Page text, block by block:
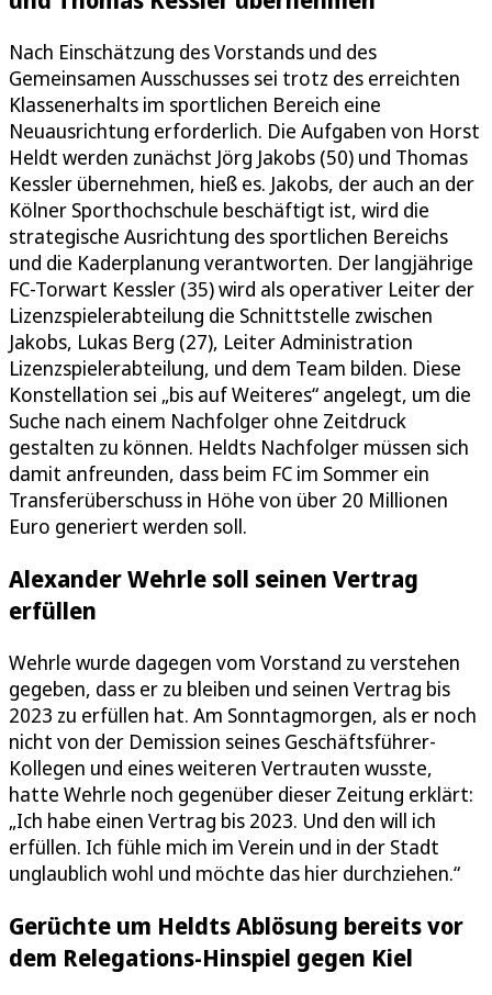
Nach Einschätzung des Vorstands und des
Gemeinsamen Ausschusses sei trotz des erreichten
Klassenerhalts im sportlichen Bereich eine
Neuausrichtung erforderlich. Die Aufgaben von Horst
Heldt werden zunächst Jörg Jakobs (50) und Thomas
Kessler übernehmen, hieß es. Jakobs, der auch an der
Kölner Sporthochschule beschäftigt ist, wird die
strategische Ausrichtung des sportlichen Bereichs
und die Kaderplanung verantworten. Der langjährige
FC-Torwart Kessler (35) wird als operativer Leiter der
Lizenzspielerabteilung die Schnittstelle zwischen
Jakobs, Lukas Berg (27), Leiter Administration
Lizenzspielerabteilung, und dem Team bilden. Diese
Konstellation sei „bis auf Weiteres“ angelegt, um die
Suche nach einem Nachfolger ohne Zeitdruck
gestalten zu können. Heldts Nachfolger müssen sich
damit anfreunden, dass beim FC im Sommer ein
Transferüberschuss in Höhe von über 20 Millionen
Euro generiert werden soll.
Alexander Wehrle soll seinen Vertrag
erfüllen
Wehrle wurde dagegen vom Vorstand zu verstehen
gegeben, dass er zu bleiben und seinen Vertrag bis
2023 zu erfüllen hat. Am Sonntagmorgen, als er noch
nicht von der Demission seines Geschäftsführer-
Kollegen und eines weiteren Vertrauten wusste,
hatte Wehrle noch gegenüber dieser Zeitung erklärt:
„Ich habe einen Vertrag bis 2023. Und den will ich
erfüllen. Ich fühle mich im Verein und in der Stadt
unglaublich wohl und möchte das hier durchziehen.“
Gerüchte um Heldts Ablösung bereits vor
dem Relegations-Hinspiel gegen Kiel